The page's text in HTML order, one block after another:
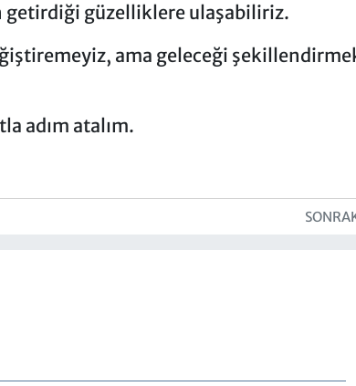
getirdiği güzelliklere ulaşabiliriz.
ama geleceği
adım atalım.